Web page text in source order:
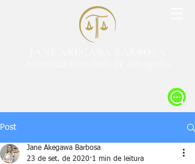
Post
Jane Akegawa Barbosa
23 de set. de 2020 1 min de leitura